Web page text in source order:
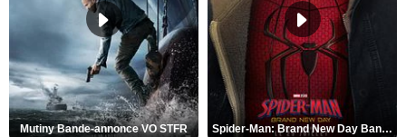
Mutiny Bande-annonce VO STFR Spider-Man: Brand New Day Bande-annonce VO STFR